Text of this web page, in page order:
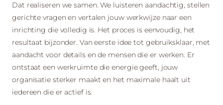
Dat realiseren we samen. We luisteren aandachtig, stellen
gerichte vragen en vertalen jouw werkwijze naar een
inrichting die volledig is. Het proces is eenvoudig, het
resultaat bijzonder. Van eerste idee tot gebruiksklaar, met
aandacht voor details en de mensen die er werken. Er
ontstaat een werkruimte die energie geeft, jouw
organisatie sterker maakt en het maximale haalt uit
iedereen die er actief is.